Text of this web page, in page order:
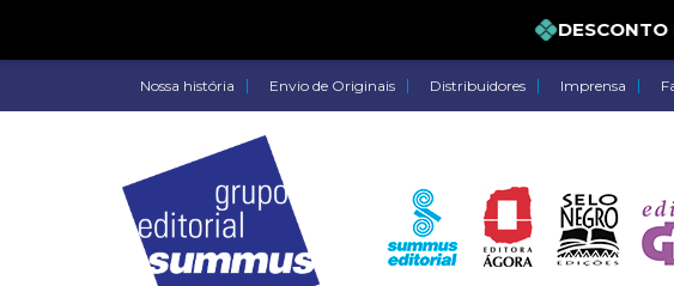
DESCONTO
Nossa história Envio de Originais Distribuidores Imprensa